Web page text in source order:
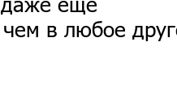
в любое